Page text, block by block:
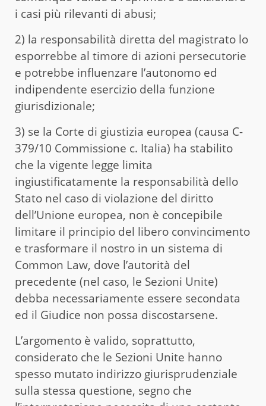
i casi più rilevanti di abusi;
2) la responsabilità diretta del magistrato lo
esporrebbe al timore di azioni persecutorie
e potrebbe influenzare l’autonomo ed
indipendente esercizio della funzione
giurisdizionale;
3) se la Corte di giustizia europea (causa C-
379/10 Commissione c. Italia) ha stabilito
che la vigente legge limita
ingiustificatamente la responsabilità dello
Stato nel caso di violazione del diritto
dell’Unione europea, non è concepibile
limitare il principio del libero convincimento
e trasformare il nostro in un sistema di
Common Law, dove l’autorità del
precedente (nel caso, le Sezioni Unite)
debba necessariamente essere secondata
ed il Giudice non possa discostarsene.
L’argomento è valido, soprattutto,
considerato che le Sezioni Unite hanno
spesso mutato indirizzo giurisprudenziale
sulla stessa questione, segno che